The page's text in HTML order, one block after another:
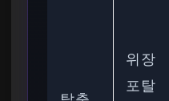
위장
포탈